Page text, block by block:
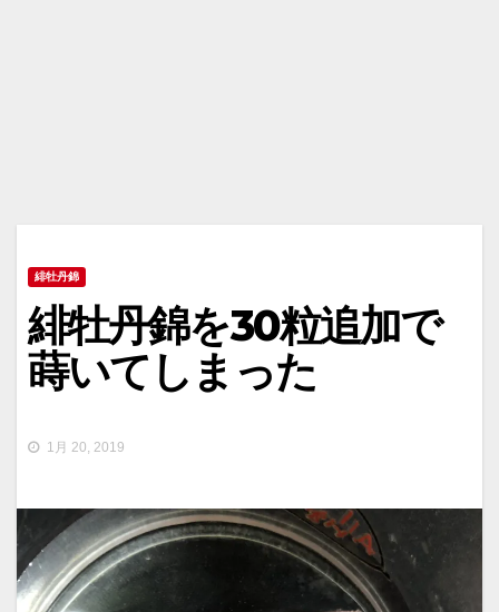
緋牡丹錦
緋牡丹錦を30粒追加で
蒔いてしまった
1月 20, 2019